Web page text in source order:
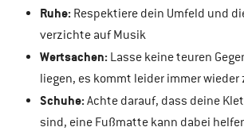
Ruhe: Respektiere dein Umfeld und
verzichte auf Musik
Wertsachen: Lasse keine teuren
liegen, es kommt leider immer wieder
Schuhe:Achte darauf, dass deine
sind, eine Fußmatte kann dabei